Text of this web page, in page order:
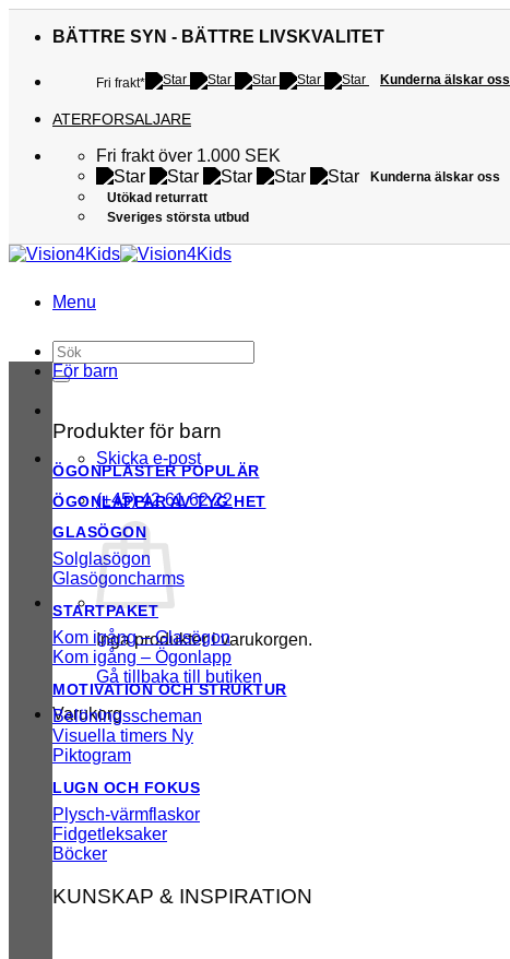
BÄTTRE SYN - BÄTTRE LIVSKVALITET
Fri frakt* Kunderna älskar oss
ATERFORSALJARE
Fri frakt över 1.000 SEK
Kunderna älskar oss
Utökad returratt
Sveriges största utbud
Menu
Sök
efter:
Skicka e-post
(+45) 42 61 62 22
Inga produkter i varukorgen.
Gå tillbaka till butiken
Varukorg
För barn
Produkter för barn
ÖGONPLÅSTER
ÖGONLAPPAR AV TYG
GLASÖGON
Solglasögon
Glasögoncharms
STARTPAKET
Kom igång – Glasögon
Kom igång – Ögonlapp
MOTIVATION OCH STRUKTUR
Belöningsscheman
Visuella timers
Piktogram
LUGN OCH FOKUS
Plysch-värmflaskor
Fidgetleksaker
Böcker
KUNSKAP & INSPIRATION